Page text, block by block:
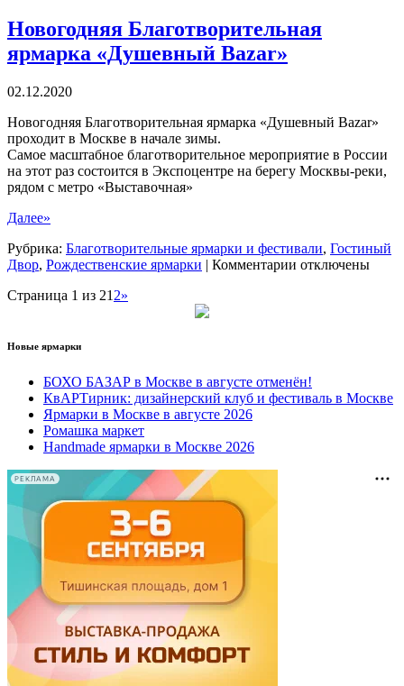
Новогодняя Благотворительная
ярмарка «Душевный Bazar»
02.12.2020
Новогодняя Благотворительная ярмарка «Душевный Bazar»
проходит в Москве в начале зимы.
Самое масштабное благотворительное мероприятие в России
на этот раз состоится в Экспоцентре на берегу Москвы-реки,
рядом с метро «Выставочная»
Далее»
Рубрика: Благотворительные ярмарки и фестивали, Гостиный
Двор, Рождественские ярмарки | Комментарии котключены
Страница 1 из 21 2»
Новые ярмарки
БОХО БАЗАР в Москве в августе отменён!
КвАРТирник: дизайнерский клуб и фестиваль в Москве
Ярмарки в Москве в августе 2026
Ромашка маркет
Handmade ярмарки в Москве 2026
РЕКЛАМА